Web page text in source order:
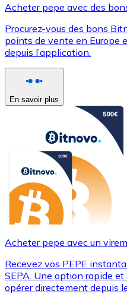
Acheter pepe avec des
Procurez-vous des bons
points de vente en Europe
depuis l’application.
En savoir plus
Acheter pepe avec un
Recevez vos PEPE
SEPA. Une option rapide
opérer directement depuis